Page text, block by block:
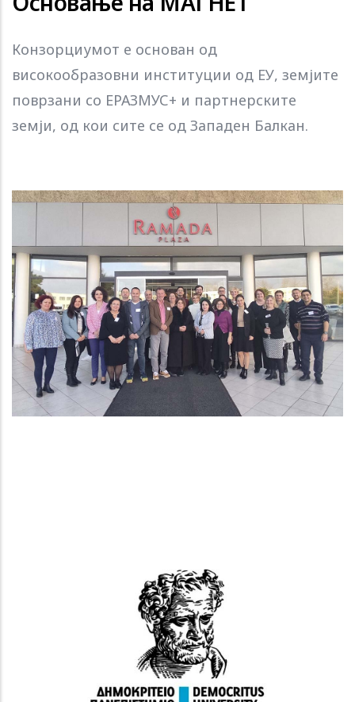
Конзорциумот е основан од
високообразовни институции од ЕУ, земјите
поврзани со ЕРАЗМУС+ и партнерските
земји, од кои сите се од Западен Балкан.